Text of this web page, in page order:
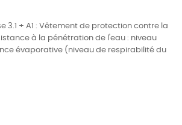
3.1 + A1 : Vêtement de protection contre la
à la pénétration de l'eau : niveau
évaporative (niveau de respirabilité du